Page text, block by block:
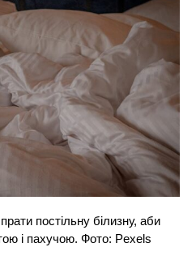
постільну білизну, аби
і пахучою. Фото: Pexels